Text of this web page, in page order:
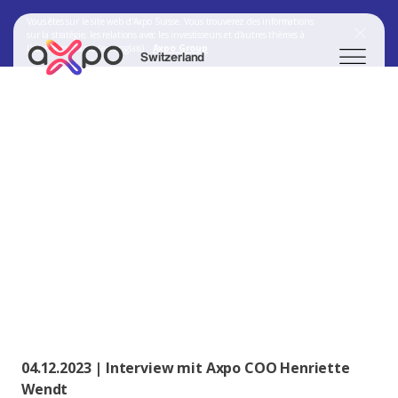
l'adresse suivante (en anglais) :
Switzerland
04.12.2023 | Interview mit Axpo COO Henriette
Wendt